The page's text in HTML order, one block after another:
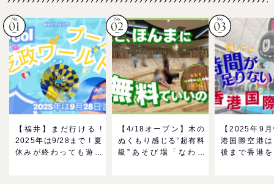
【福井】まだ行ける !
2025年は9/28まで ! 夏
休みが終わっても遊べ
【4/18オープン】木の
ぬくもり感じる“超有料
級”あそび場「なわて
【2025年9
港国際空港
後まで香港